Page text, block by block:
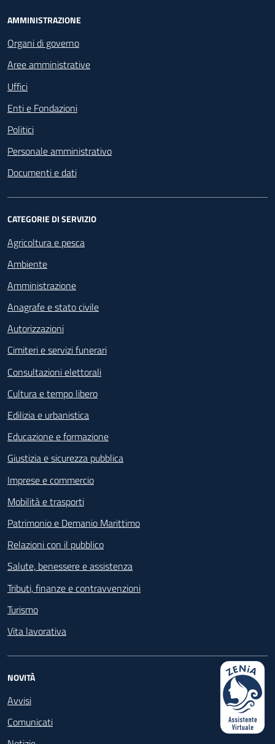
Footer - Navigazione
AMMINISTRAZIONE
Organi di governo
Aree amministrative
Uffici
Enti e Fondazioni
Politici
Personale amministrativo
Documenti e dati
CATEGORIE DI SERVIZIO
Agricoltura e pesca
Ambiente
Amministrazione
Anagrafe e stato civile
Autorizzazioni
Cimiteri e servizi funerari
Consultazioni elettorali
Cultura e tempo libero
Edilizia e urbanistica
Educazione e formazione
Giustizia e sicurezza pubblica
Imprese e commercio
Mobilità e trasporti
Patrimonio e Demanio Marittimo
Relazioni con il pubblico
Salute, benessere e assistenza
Tributi, finanze e contravvenzioni
Turismo
Vita lavorativa
NOVITÀ
Avvisi
Comunicati